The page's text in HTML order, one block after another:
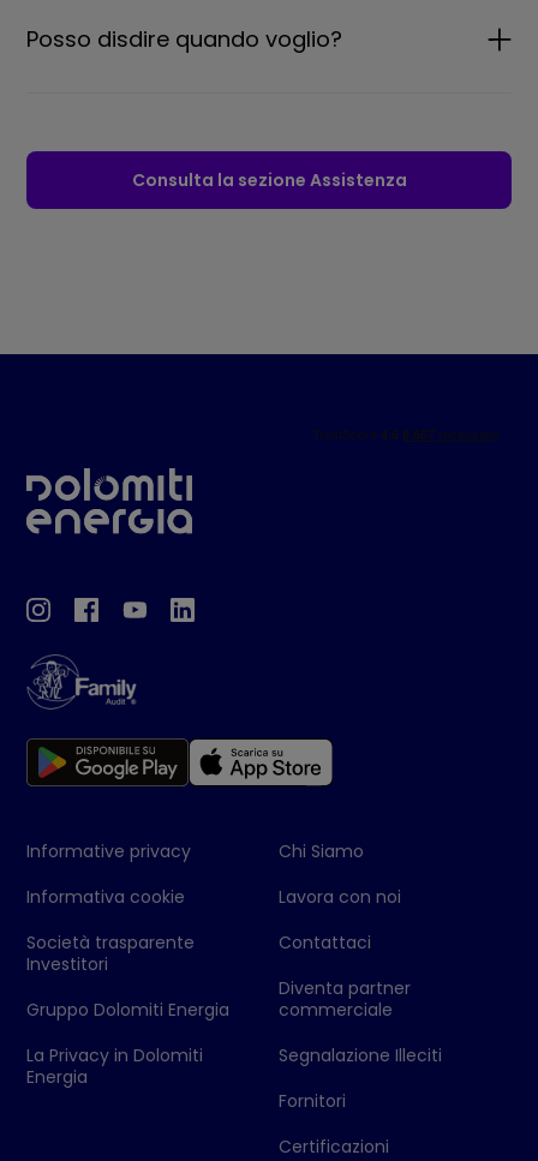
Posso disdire quando voglio?
Consulta la sezione Assistenza
Informative privacy
Informativa cookie
Società trasparente
Investitori
Gruppo Dolomiti Energia
La Privacy in Dolomiti
Energia
Chi Siamo
Lavora con noi
Contattaci
Diventa partner
commerciale
Segnalazione Illeciti
Fornitori
Certificazioni